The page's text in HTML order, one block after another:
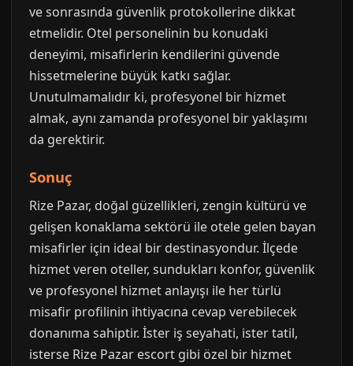
ve sonrasında güvenlik protokollerine dikkat
etmelidir. Otel personelinin bu konudaki
deneyimi, misafirlerin kendilerini güvende
hissetmelerine büyük katkı sağlar.
Unutulmamalıdır ki, profesyonel bir hizmet
almak, aynı zamanda profesyonel bir yaklaşımı
da gerektirir.
Sonuç
Rize Pazar, doğal güzellikleri, zengin kültürü ve
gelişen konaklama sektörü ile otele gelen bayan
misafirler için ideal bir destinasyondur. İlçede
hizmet veren oteller, sundukları konfor, güvenlik
ve profesyonel hizmet anlayışı ile her türlü
misafir profilinin ihtiyacına cevap verebilecek
donanıma sahiptir. İster iş seyahati, ister tatil,
isterse Rize Pazar escort gibi özel bir hizmet